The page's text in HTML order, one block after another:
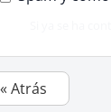
« Atrás